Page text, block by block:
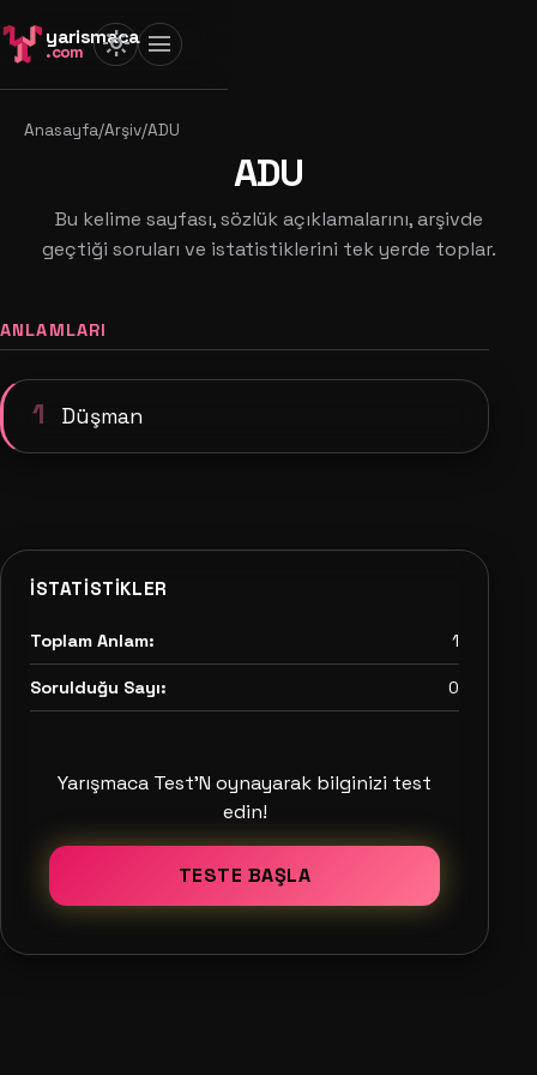
yarismaca
.com light_mode menu
Anasayfa/Arşiv/ADU
ADU
Bu kelime sayfası, sözlük açıklamalarını, arşivde
geçtiği soruları ve istatistiklerini tek yerde toplar.
ANLAMLARI
1 Düşman
İSTATISTIKLER
Toplam Anlam: 1
Sorulduğu Sayı: 0
Yarışmaca Test'N oynayarak bilginizi test
edin!
TESTE BAŞLA